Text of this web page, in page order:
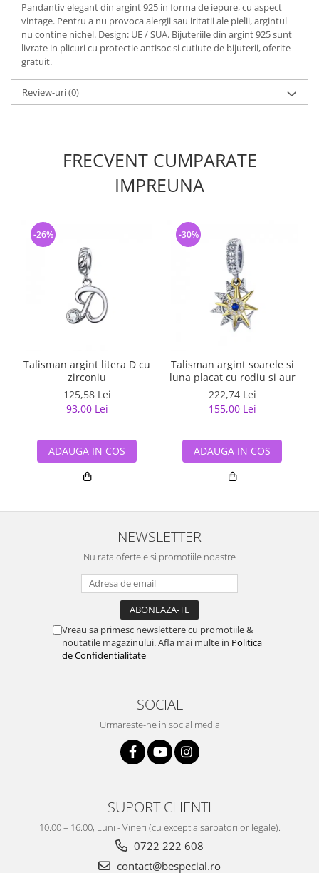
Pandantiv elegant din argint 925 in forma de iepure, cu aspect
vintage. Pentru a nu provoca alergii sau iritatii ale pielii, argintul
nu contine nichel. Design: UE / SUA. Bijuteriile din argint 925 sunt
livrate in plicuri cu protectie antisoc si cutiute de bijuterii, oferite
gratuit.
Review-uri(0)
FRECVENT CUMPARATE
IMPREUNA
Talisman argint litera D cu
zirconiu
125,58 Lei
93,00 Lei
-26%
ADAUGA IN COS
Talisman argint soarele si
luna placat cu rodiu si aur
222,74 Lei
155,00 Lei
-30%
ADAUGA IN COS
NEWSLETTER
Nu rata ofertele si promotiile noastre
Vreau sa primesc newslettere cu promotiile &
noutatile magazinului. Afla mai multe in Politica
de Confidentialitate
SOCIAL
Urmareste-ne in social media
SUPORT CLIENTI
10.00 – 16.00, Luni - Vineri (cu exceptia sarbatorilor legale).
0722 222 608
contact@bespecial.ro